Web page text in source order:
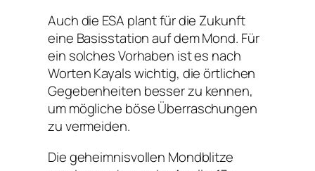
Auch die ESA plant für die Zukunft
eine Basisstation auf dem Mond. Für
ein solches Vorhaben ist es nach
Worten Kayals wichtig, die örtlichen
Gegebenheiten besser zu kennen,
um mögliche böse Überraschungen
zu vermeiden.
Die geheimnisvollen Mondblitze